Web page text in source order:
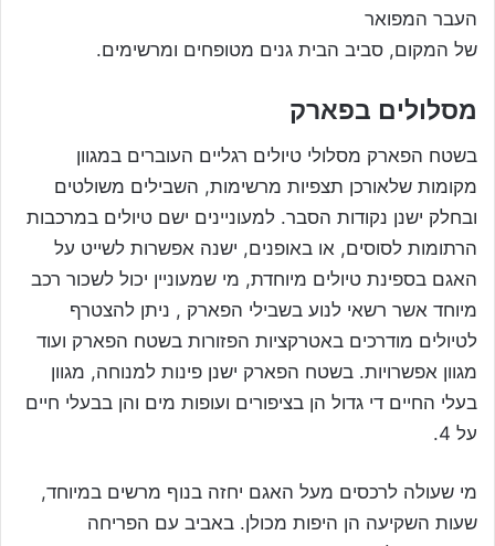
העבר המפואר
של המקום, סביב הבית גנים מטופחים ומרשימים.
מסלולים בפארק
בשטח הפארק מסלולי טיולים רגליים העוברים במגוון
מקומות שלאורכן תצפיות מרשימות, השבילים משולטים
ובחלק ישנן נקודות הסבר. למעוניינים ישם טיולים במרכבות
הרתומות לסוסים, או באופנים, ישנה אפשרות לשייט על
האגם בספינת טיולים מיוחדת, מי שמעוניין יכול לשכור רכב
מיוחד אשר רשאי לנוע בשבילי הפארק , ניתן להצטרף
לטיולים מודרכים באטרקציות הפזורות בשטח הפארק ועוד
מגוון אפשרויות. בשטח הפארק ישנן פינות למנוחה, מגוון
בעלי החיים די גדול הן בציפורים ועופות מים והן בבעלי חיים
על 4.
מי שעולה לרכסים מעל האגם יחזה בנוף מרשים במיוחד,
שעות השקיעה הן היפות מכולן. באביב עם הפריחה